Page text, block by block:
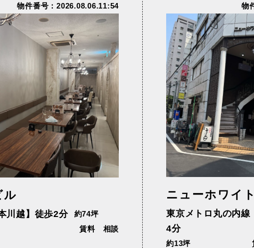
東急目黒線 東武亀戸線 東武東上線
湘南新宿ライン（宇都
宮～逗子）
西武国分寺線
西武新宿線
西武有楽町線
都営大江戸線 都営新宿線 都営浅草線
物件番号：2026.08.06.11:54
ル
川越】徒歩2分
約74坪
賃料 相談
物
ニューホワイ
東京メトロ丸の内線
4分
約13坪